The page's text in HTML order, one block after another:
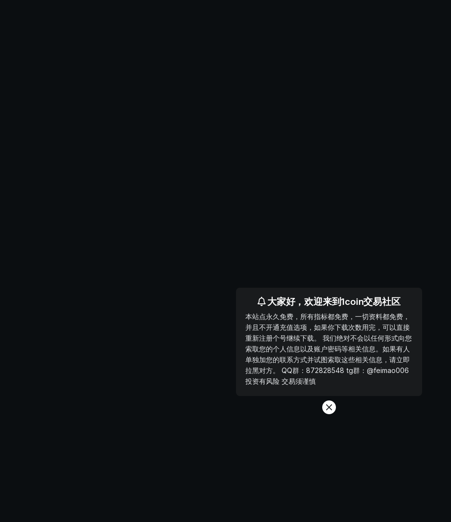
大家好，欢迎来到1coin交易社区
本站点永久免费，所有指标都免费，一切资料都免费，
并且不开通充值选项，如果你下载次数用完，可以直接
重新注册个号继续下载。 我们绝对不会以任何形式向您
索取您的个人信息以及账户密码等相关信息。如果有人
单独加您的联系方式并试图索取这些相关信息，请立即
拉黑对方。 QQ群：872828548 tg群：@feimao006
投资有风险 交易须谨慎